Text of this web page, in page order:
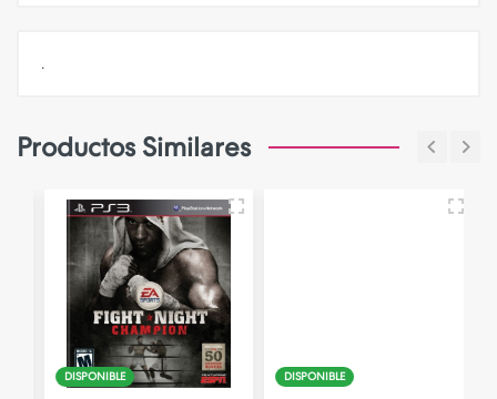
.
Productos Similares
DISPONIBLE DISPONIBLE